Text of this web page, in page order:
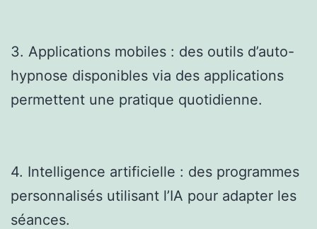
3. Applications mobiles : des outils d’auto-
hypnose disponibles via des applications
permettent une pratique quotidienne.
4. Intelligence artificielle : des programmes
personnalisés utilisant l’IA pour adapter les
séances.